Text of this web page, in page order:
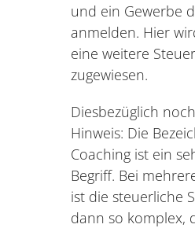
und ein Gewerbe
anmelden. Hier
eine weitere
zugewiesen.
Diesbezüglich
Hinweis: Die
Coaching ist ein
Begriff. Bei
ist die steuerliche
dann so komplex,